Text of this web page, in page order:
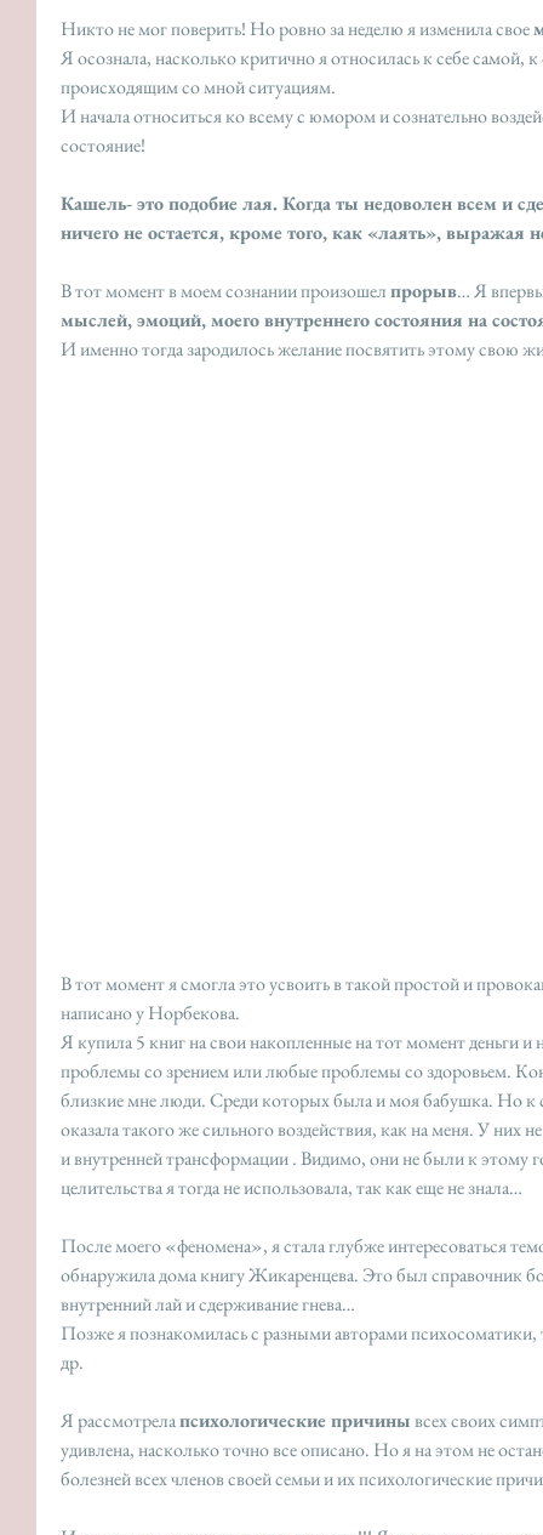
Никто не мог поверить! Но ровно за неделю я изменила свое
Я осознала, насколько критично я относилась к себе
происходящим со мной ситуациям.
И начала относиться ко всему с юмором и сознательно
состояние!
Кашель- это подобие лая. Когда ты недоволен всем и
ничего не остается, кроме того, как «лаять», выражая
В тот момент в моем сознании произошел прорыв… Я
мыслей, эмоций, моего внутреннего состояния на
И именно тогда зародилось желание посвятить этому свою
В тот момент я смогла это усвоить в такой простой и
написано у Норбекова.
Я купила 5 книг на свои накопленные на тот момент деньги и
проблемы со зрением или любые проблемы со здоровьем.
близкие мне люди. Среди которых была и моя бабушка. Но к
оказала такого же сильного воздействия, как на меня. У них
и внутренней трансформации . Видимо, они не были к этому
целительства я тогда не использовала, так как еще не знала…
После моего «феномена», я стала глубже интересоваться
обнаружила дома книгу Жикаренцева. Это был справочник
внутренний лай и сдерживание гнева…
Позже я познакомилась с разными авторами
др.
Я рассмотрела психологические причины всех своих
удивлена, насколько точно все описано. Но я на этом не
болезней всех членов своей семьи и их психологические